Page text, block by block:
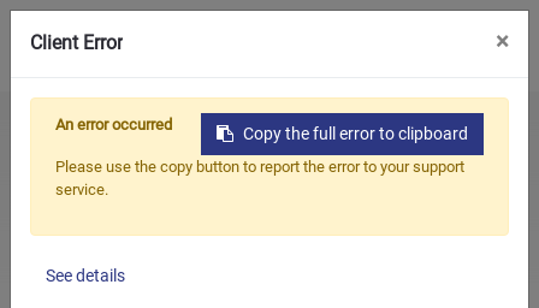
Aplicaciones
Home Products
Trituradora
Trituradora plástica industrial ajustable de los residuos del
tubo del PE del PVC de los PP de la serie del MS
Client Error ×
Copy the full error to clipboard
An error occurred
Please use the copy button to report the error to your support
service.
See details